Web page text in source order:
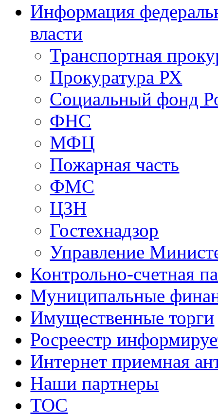
Информация
власти
Транспортная
Прокуратура РХ
Социальный фонд
ФНС
МФЦ
Пожарная часть
ФМС
ЦЗН
Гостехнадзор
Управление
Контрольно-счетная
Муниципальные
Имущественные торги
Росреестр
Интернет приемная
Наши партнеры
ТОС